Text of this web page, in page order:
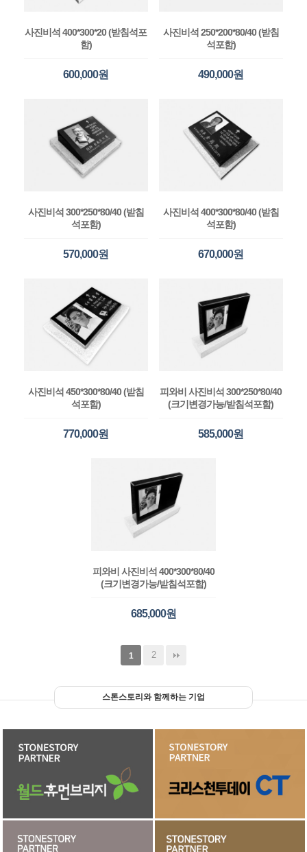
사진비석 400*300*20 (받침석포
함)
600,000원
사진비석 250*200*80/40 (받침
석포함)
490,000원
사진비석 300*250*80/40 (받침
석포함)
570,000원
사진비석 400*300*80/40 (받침
석포함)
670,000원
사진비석 450*300*80/40 (받침
석포함)
770,000원
피와비 사진비석 300*250*80/40
(크기변경가능/받침석포함)
585,000원
피와비 사진비석 400*300*80/40
(크기변경가능/받침석포함)
685,000원
1 2
스톤스토리와 함께하는 기업